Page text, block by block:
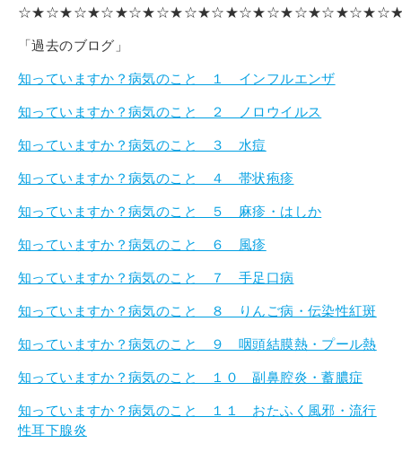
「過去のブログ」
知っていますか？病気のこと １ インフルエンザ
知っていますか？病気のこと ２ ノロウイルス
知っていますか？病気のこと ３ 水痘
知っていますか？病気のこと ４ 帯状疱疹
知っていますか？病気のこと ５ 麻疹・はしか
知っていますか？病気のこと ６ 風疹
知っていますか？病気のこと ７ 手足口病
知っていますか？病気のこと ８ りんご病・伝染性紅斑
知っていますか？病気のこと ９ 咽頭結膜熱・プール熱
知っていますか？病気のこと １０ 副鼻腔炎・蓄膿症
知っていますか？病気のこと １１ おたふく風邪・流行
性耳下腺炎